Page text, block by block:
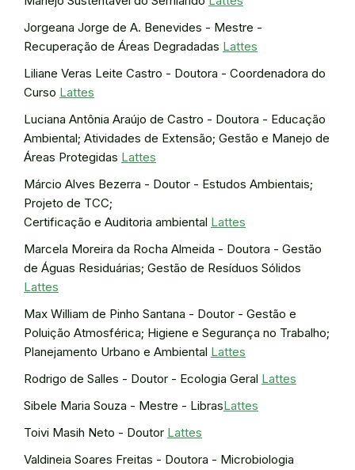
Jorgeana Jorge de A. Benevides - Mestre -
Recuperação de Áreas Degradadas Lattes
Liliane Veras Leite Castro - Doutora - Coordenadora do
Curso Lattes
Luciana Antônia Araújo de Castro - Doutora - Educação
Ambiental; Atividades de Extensão; Gestão e Manejo de
Áreas Protegidas Lattes
Márcio Alves Bezerra - Doutor - Estudos Ambientais;
Projeto de TCC;
Certificação e Auditoria ambiental Lattes
Marcela Moreira da Rocha Almeida - Doutora - Gestão
de Águas Residuárias; Gestão de Resíduos Sólidos
Lattes
Max William de Pinho Santana - Doutor - Gestão e
Poluição Atmosférica; Higiene e Segurança no Trabalho;
Planejamento Urbano e Ambiental Lattes
Rodrigo de Salles - Doutor - Ecologia Geral Lattes
Sibele Maria Souza - Mestre - LibrasLattes
Toivi Masih Neto - Doutor Lattes
Valdineia Soares Freitas - Doutora - Microbiologia